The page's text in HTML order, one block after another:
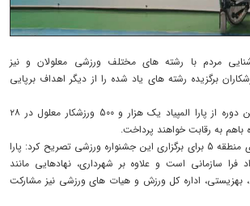
مردم با رشته های مختلف ورزشی معلولان و نیز
برگزیده رشته های یاد شده را از دیگر اهداف برپایی
دیوباد اظهار داشت: در این دوره از پارا المپیاد یک هزار و 500 ورزشکار معلول در ۲۸
به رقابت خواهند پرداخت.
وی ضمن تقدیر از شهرداری منطقه 5 برای برگزاری این جشنواره ورزشی تصریح کرد: پارا
فرا سازمانی است و علاوه بر شهرداری، نهادهایی مانند
بهزیستی، اداره کل ورزش و هیات های ورزشی نیز مشارکت